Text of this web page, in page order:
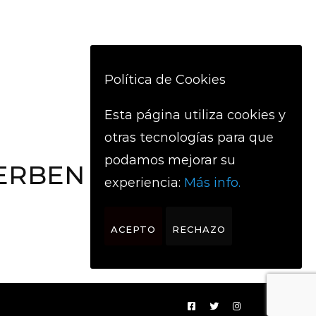
Siguiente
LAPIKOA
Política de Cookies
Esta página utiliza cookies y
otras tecnologías para que
podamos mejorar su
experiencia: Más info.
ACEPTO RECHAZO